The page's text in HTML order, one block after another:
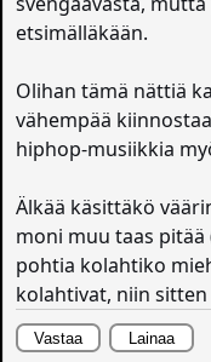
etsimälläkään.
Olihan tämä nättiä
vähempää
hiphop-musiikkia
Älkää käsittäkö
moni muu taas pitää
pohtia kolahtiko
kolahtivat, niin
Vastaa Lainaa